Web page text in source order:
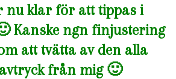
nu klar för att tippas i
Kanske ngn finjustering
att tvätta av den alla
från mig 🙂